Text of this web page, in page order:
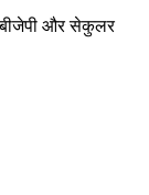
और सेकुलर